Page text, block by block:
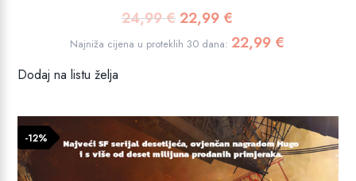
24,99€ Izvorna
cijena
22,99 €
cijena
Najniža cijena u proteklih 30 dana: 22,99 €
Dodaj na listu želja
-12%